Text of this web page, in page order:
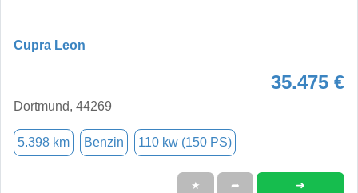
Cupra Leon
35.475 €
Dortmund, 44269
5.398 km Benzin 110 kw (150 PS)
★ ➦ ➜